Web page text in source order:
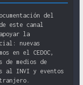
del
este canal
la
nuevas
en el CEDOC,
medios de
al INVI y eventos